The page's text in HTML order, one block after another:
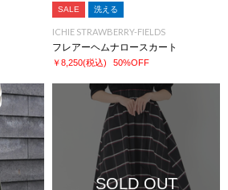
SALE 洗える
ICHIE STRAWBERRY-FIELDS
フレアーヘムナロースカート
￥8,250(税込) 50%OFF
SOLD OUT